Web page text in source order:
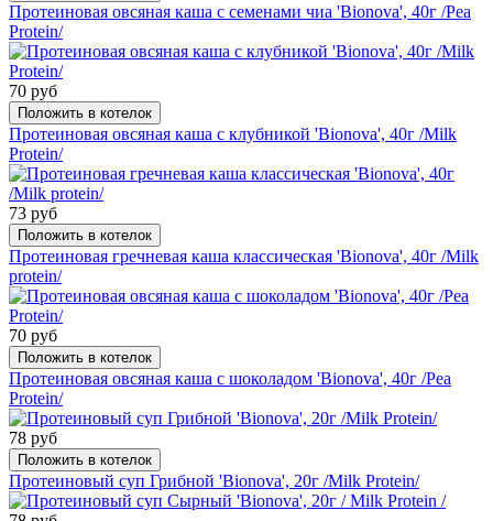
Протеиновая овсяная каша с семенами чиа 'Bionova', 40г /Pea
Protein/
70 руб
Положить в котелок
Протеиновая овсяная каша с клубникой 'Bionova', 40г /Milk
Protein/
73 руб
Положить в котелок
Протеиновая гречневая каша классическая 'Bionova', 40г /Milk
protein/
70 руб
Положить в котелок
Протеиновая овсяная каша с шоколадом 'Bionova', 40г /Pea
Protein/
78 руб
Положить в котелок
Протеиновый суп Грибной 'Bionova', 20г /Milk Protein/